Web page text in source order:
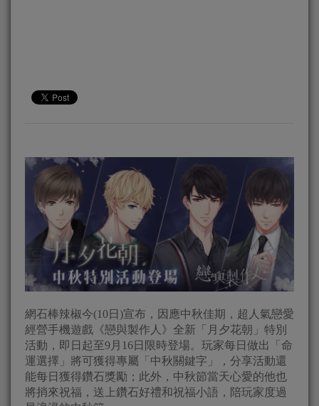
網石棒辣椒今(10日)宣布，因應中秋佳期，超人氣戀愛
經營手機遊戲《戀與製作人》全新「月夕花朝」特別
活動，即日起至9月16日限時登場。玩家每日做出「命
運選擇」將可獲得專屬「中秋關鍵字」，分享活動還
能每日獲得鑽石獎勵；此外，中秋節當天心愛的他也
將捎來祝福，送上鑽石好禮和祝福小語，陪玩家度過